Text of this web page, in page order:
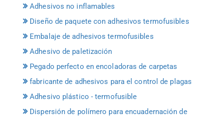
Adhesivos no inflamables
Diseño de paquete con adhesivos termofusibles
Embalaje de adhesivos termofusibles
Adhesivo de paletización
Pegado perfecto en encoladoras de carpetas
fabricante de adhesivos para el control de plagas
Adhesivo plástico - termofusible
Dispersión de polímero para encuadernación de